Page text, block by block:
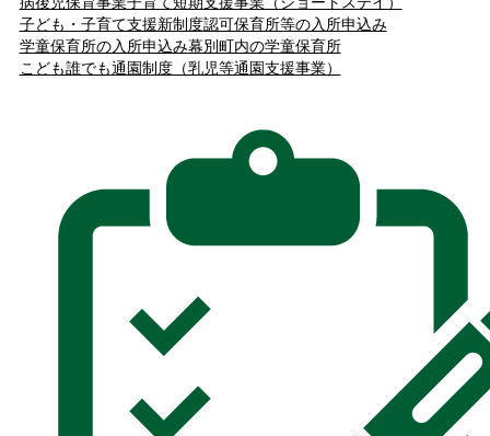
子ども・子育て支援新制度認可保育所等の入所申込み
学童保育所の入所申込み幕別町内の学童保育所
こども誰でも通園制度（乳児等通園支援事業）